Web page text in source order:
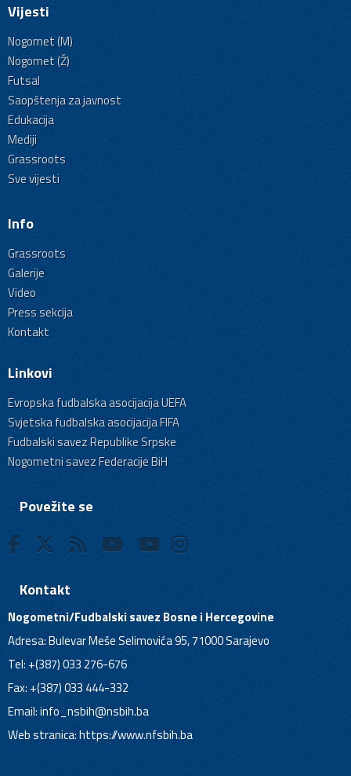
Vijesti
Nogomet (M)
Nogomet (Ž)
Futsal
Saopštenja za javnost
Edukacija
Mediji
Grassroots
Sve vijesti
Info
Grassroots
Galerije
Video
Press sekcija
Kontakt
Linkovi
Evropska fudbalska asocijacija UEFA
Svjetska fudbalska asocijacija FIFA
Fudbalski savez Republike Srpske
Nogometni savez Federacije BiH
Povežite se
Kontakt
Nogometni/Fudbalski savez Bosne i Hercegovine
Adresa: Bulevar Meše Selimovića 95, 71000 Sarajevo
Tel: +(387) 033 276-676
Fax: +(387) 033 444-332
Email:info_nsbih@nsbih.ba
Web stranica: https://www.nfsbih.ba